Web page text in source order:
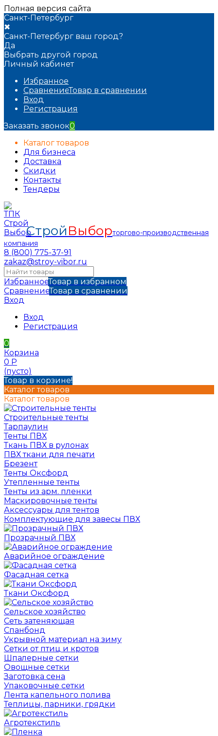
Полная версия сайта
Санкт-Петербург
✖
Санкт-Петербург ваш город?
Да
Выбрать другой город
Личный кабинет
Избранное
СравнениеТовар в сравнении
Вход
Регистрация
Заказать звонок0
Каталог товаров
Для бизнеса
Доставка
Скидки
Контакты
Тендеры
СтройВыборторгово-производственная
компания
8 (800) 775-37-91
zakaz@stroy-vibor.ru
ИзбранноеТовар в избранном
СравнениеТовар в сравнении
Вход
Вход
Регистрация
0
Корзина
0 Р
(пусто)
Товар в корзине!
Каталог товаров
Каталог товаров
Строительные тенты
Тарпаулин
Тенты ПВХ
Ткань ПВХ в рулонах
ПВХ ткани для печати
Брезент
Тенты Оксфорд
Утепленные тенты
Тенты из арм. пленки
Маскировочные тенты
Аксессуары для тентов
Комплектующие для завесы ПВХ
Прозрачный ПВХ
Аварийное ограждение
Фасадная сетка
Ткани Оксфорд
Сельское хозяйство
Сеть затеняющая
Спанбонд
Укрывной материал на зиму
Сетки от птиц и кротов
Шпалерные сетки
Овощные сетки
Заготовка сена
Упаковочные сетки
Лента капельного полива
Теплицы, парники, грядки
Агротекстиль